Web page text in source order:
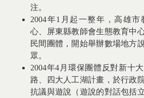
注。
2004年1月起一整年，高雄
心、屏東縣教師會生態教育中
民間團體，開始舉辦數場地方
眾。
2004年4月環保團體反對新十
路、四大人工湖計畫，於行政
抗議與遊說（遊說的對話包括